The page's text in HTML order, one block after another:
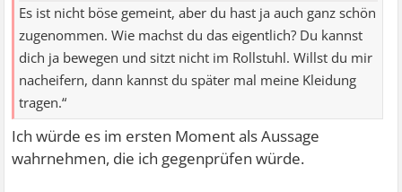
Es ist nicht böse gemeint, aber du hast ja auch ganz schön
zugenommen. Wie machst du das eigentlich? Du kannst
dich ja bewegen und sitzt nicht im Rollstuhl. Willst du mir
nacheifern, dann kannst du später mal meine Kleidung
tragen.“
Ich würde es im ersten Moment als Aussage
wahrnehmen, die ich gegenprüfen würde.